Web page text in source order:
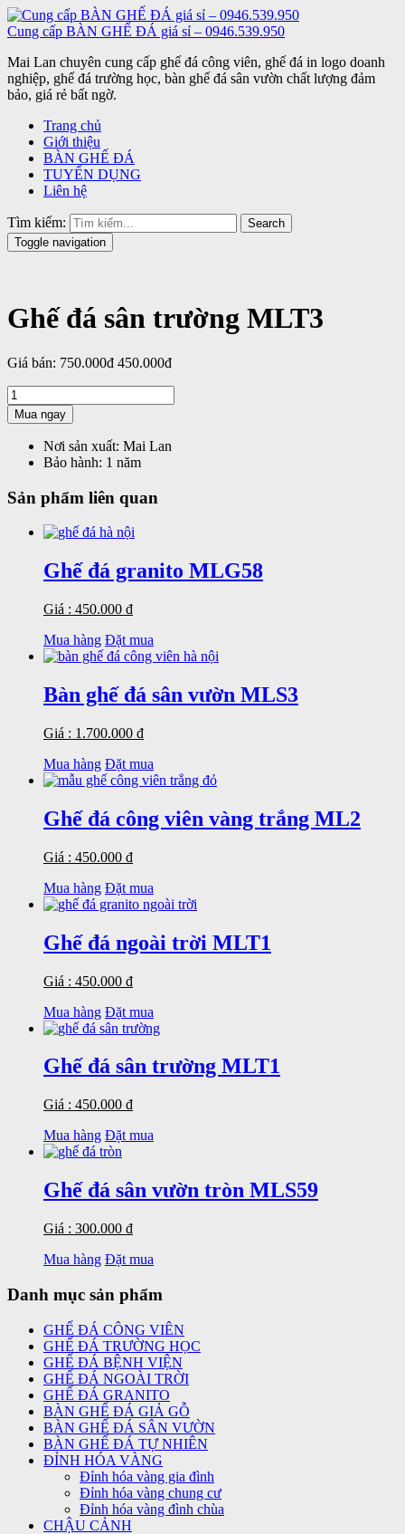
Cung cấp BÀN GHẾ ĐÁ giá sỉ – 0946.539.950
Mai Lan chuyên cung cấp ghế đá công viên, ghế đá in logo doanh
nghiệp, ghế đá trường học, bàn ghế đá sân vườn chất lượng đảm
bảo, giá rẻ bất ngờ.
Trang chủ
Giới thiệu
BÀN GHẾ ĐÁ
TUYỂN DỤNG
Liên hệ
Tìm kiếm:
Search
Toggle navigation
Ghế đá sân trường MLT3
Giá bán: 750.000đ 450.000đ
Mua ngay
Nơi sản xuất: Mai Lan
Bảo hành: 1 năm
Sản phẩm liên quan
Ghế đá granito MLG58
Giá : 450.000 đ
Mua hàng Đặt mua
Bàn ghế đá sân vườn MLS3
Giá : 1.700.000 đ
Mua hàng Đặt mua
Ghế đá công viên vàng trắng ML2
Giá : 450.000 đ
Mua hàng Đặt mua
Ghế đá ngoài trời MLT1
Giá : 450.000 đ
Mua hàng Đặt mua
Ghế đá sân trường MLT1
Giá : 450.000 đ
Mua hàng Đặt mua
Ghế đá sân vườn tròn MLS59
Giá : 300.000 đ
Mua hàng Đặt mua
Danh mục sản phẩm
GHẾ ĐÁ CÔNG VIÊN
GHẾ ĐÁ TRƯỜNG HỌC
GHẾ ĐÁ BỆNH VIỆN
GHẾ ĐÁ NGOÀI TRỜI
GHẾ ĐÁ GRANITO
BÀN GHẾ ĐÁ GIẢ GỖ
BÀN GHẾ ĐÁ SÂN VƯỜN
BÀN GHẾ ĐÁ TỰ NHIÊN
ĐỈNH HÓA VÀNG
Đỉnh hóa vàng gia đình
Đỉnh hóa vàng chung cư
Đỉnh hóa vàng đình chùa
CHẬU CẢNH